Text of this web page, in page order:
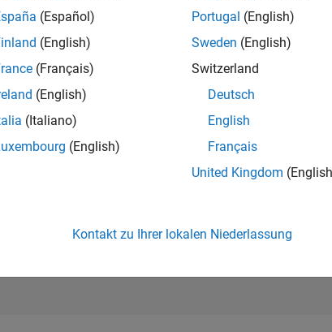
(Español)
(English)
(Français)
(English)
(Italiano)
(English)
Portugal (English)
Sweden (English)
Switzerland
Deutsch
English
Français
United Kingdom
Kontakt zu Ihrer lokalen Niederlassung